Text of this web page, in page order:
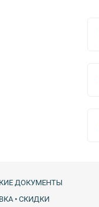
ДОКУМЕНТЫ
• СКИДКИ